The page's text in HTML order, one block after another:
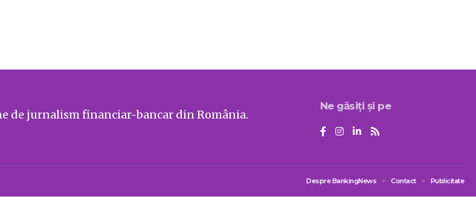
de jurnalism financiar-bancar din România.
Ne găsiți și pe
Despre BankingNews Contact Publicitate